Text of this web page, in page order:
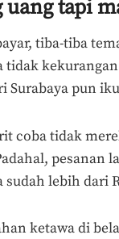
tapi
tiba-tiba
tidak
Surabaya pun
coba tidak
pesanan
lebih dari
ketawa di